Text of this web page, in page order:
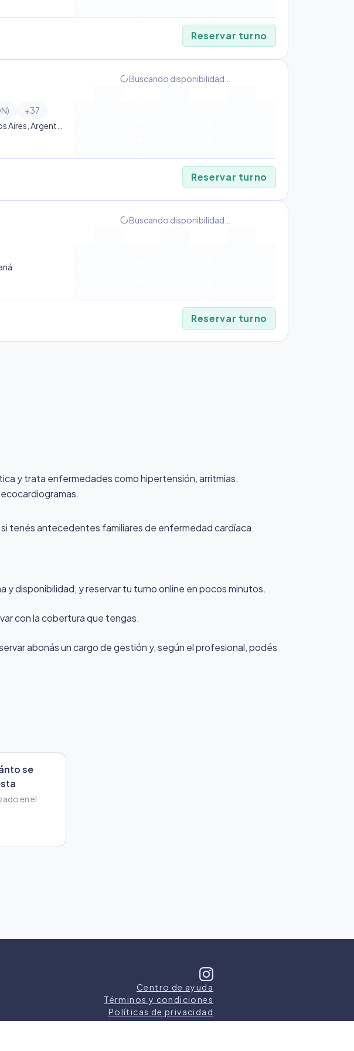
Reservar turno
+37
progress_activityBuscando disponibilidad…
Reservar turno
progress_activityBuscando disponibilidad…
Reservar turno
y trata enfermedades como hipertensión, arritmias,
tenés antecedentes familiares de enfermedad cardíaca.
disponibilidad, y reservar tu turno online en pocos minutos.
con la cobertura que tengas.
abonás un cargo de gestión y, según el profesional, podés
se
en el
Centro de ayuda
Términos y condiciones
Políticas de privacidad
Crontu – Todos los derechos reservados